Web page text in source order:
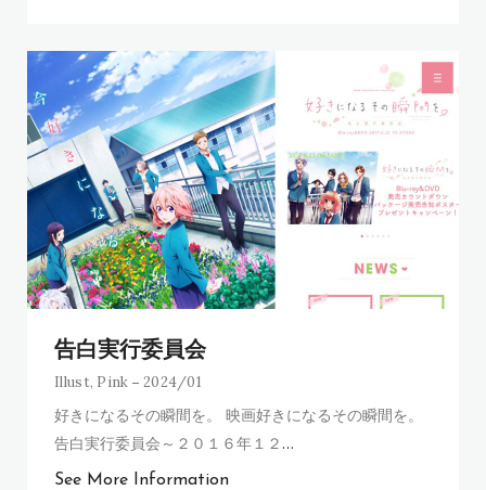
告白実行委員会
Illust, Pink 2024/01
好きになるその瞬間を。 映画好きになるその瞬間を。
告白実行委員会～２０１６年１２ …
See More Information